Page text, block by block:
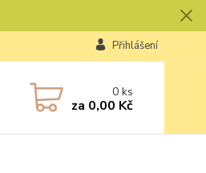
Přihlášení
0ks
za 0,00 Kč